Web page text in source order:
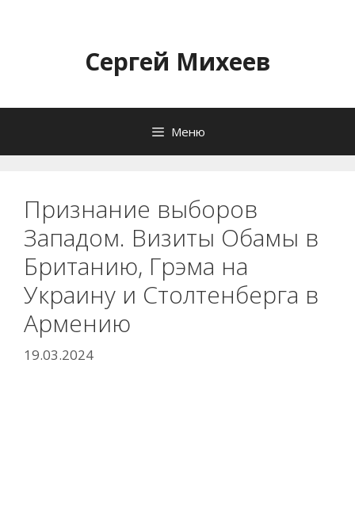
содержимомуСергей Михеев
Меню
Признание выборов
Западом. Визиты Обамы в
Британию, Грэма на
Украину и Столтенберга в
Армению
19.03.2024